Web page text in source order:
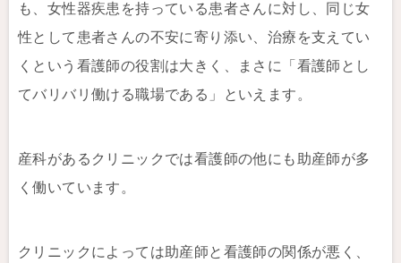
も、女性器疾患を持っている患者さんに対し、同じ女
性として患者さんの不安に寄り添い、治療を支えてい
くという看護師の役割は大きく、まさに「看護師とし
てバリバリ働ける職場である」といえます。
産科があるクリニックでは看護師の他にも助産師が多
く働いています。
クリニックによっては助産師と看護師の関係が悪く、